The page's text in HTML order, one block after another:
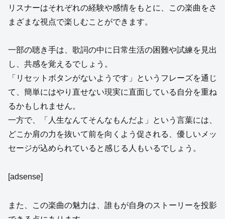
リスナーはそれぞれの経験や感情をもとに、この楽曲をさ
まざまな視点で楽しむことができます。
一部の聴き手は、歌詞の中に日常生活の困難や試練を見出
し、共感を覚えるでしょう。
「リセットボタンがないようです」というフレーズを通じ
て、簡単にはやり直せない現実に直面している自分を重ね
るかもしれません。
一方で、「人生なんてそんなもんだよ」という言葉には、
どこか肩の力を抜いて前を向くよう促される、優しいメッ
セージが込められていると感じる人もいるでしょう。
[adsense]
また、この楽曲の魅力は、誰もが自身のストーリーを投影